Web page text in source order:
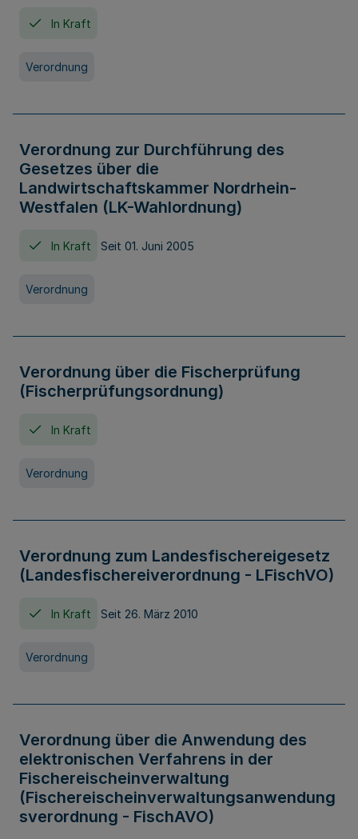
In Kraft
Verordnung
Verordnung zur Durchführung des
Gesetzes über die
Landwirtschaftskammer Nordrhein-
Westfalen (LK-Wahlordnung)
In Kraft Seit 01. Juni 2005
Verordnung
Verordnung über die Fischerprüfung
(Fischerprüfungsordnung)
In Kraft
Verordnung
Verordnung zum Landesfischereigesetz
(Landesfischereiverordnung - LFischVO)
In Kraft Seit 26. März 2010
Verordnung
Verordnung über die Anwendung des
elektronischen Verfahrens in der
Fischereischeinverwaltung
(Fischereischeinverwaltungsanwendung
sverordnung - FischAVO)